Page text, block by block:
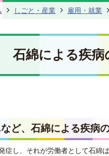
しごと・産業 雇用・就業
石綿による疾病
ど、石綿による疾病
症し、それが労働者として石綿